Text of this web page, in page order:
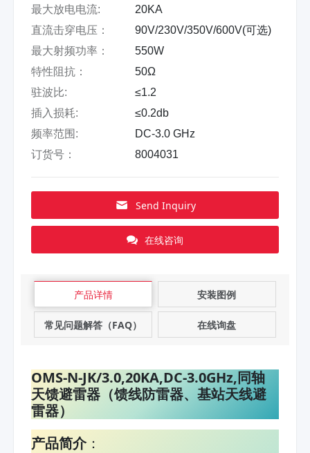
最大放电电流:
20KA
直流击穿电压：
90V/230V/350V/600V(可选)
最大射频功率：
550W
特性阻抗：
50Ω
驻波比:
≤1.2
插入损耗:
≤0.2db
频率范围:
DC-3.0 GHz
订货号：
8004031
Send Inquiry
在线咨询
产品详情 安装图例
常见问题解答（FAQ） 在线询盘
OMS-N-JK/3.0,20KA,DC-3.0GHz,同轴
天馈避雷器（馈线防雷器、基站天线避
雷器）
产品简介：